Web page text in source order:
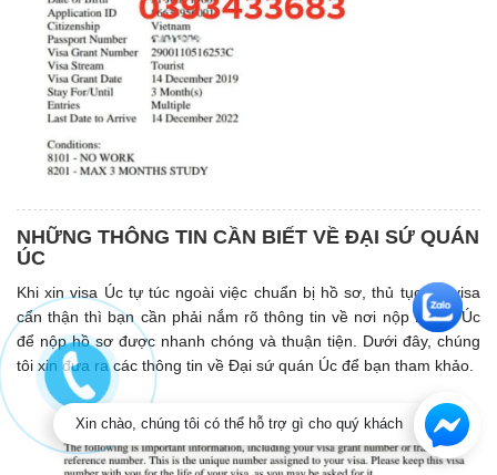
NHỮNG THÔNG TIN CẦN BIẾT VỀ ĐẠI SỨ QUÁN
ÚC
Khi xin visa Úc tự túc ngoài việc chuẩn bị hồ sơ, thủ tục xin visa
cẩn thận thì bạn cần phải nắm rõ thông tin về nơi nộp hồ sơ Úc
để nộp hồ sơ được nhanh chóng và thuận tiện. Dưới đây, chúng
tôi xin đưa ra các thông tin về Đại sứ quán Úc để bạn tham khảo.
Xin chào, chúng tôi có thể hỗ trợ gì cho quý khách